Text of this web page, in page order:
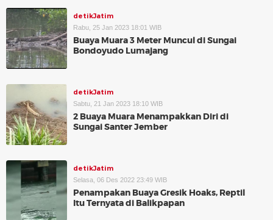
detikJatim
Rabu, 25 Jan 2023 18:01 WIB
Buaya Muara 3 Meter Muncul di Sungai
Bondoyudo Lumajang
detikJatim
Sabtu, 21 Jan 2023 18:10 WIB
2 Buaya Muara Menampakkan Diri di
Sungai Santer Jember
detikJatim
Selasa, 06 Des 2022 23:49 WIB
Penampakan Buaya Gresik Hoaks, Reptil
Itu Ternyata di Balikpapan